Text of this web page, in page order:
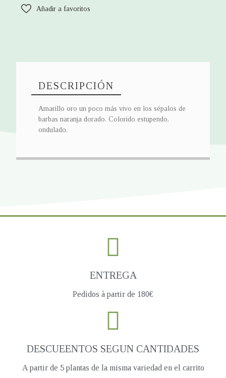
Añadir a favoritos
DESCRIPCIÓN
Amarillo oro un poco más vivo en los sépalos de
barbas naranja dorado. Colorido estupendo,
ondulado.
ENTREGA
Pedidos à partir de 180€
DESCUEENTOS SEGUN CANTIDADES
A partir de 5 plantas de la misma variedad en el carrito